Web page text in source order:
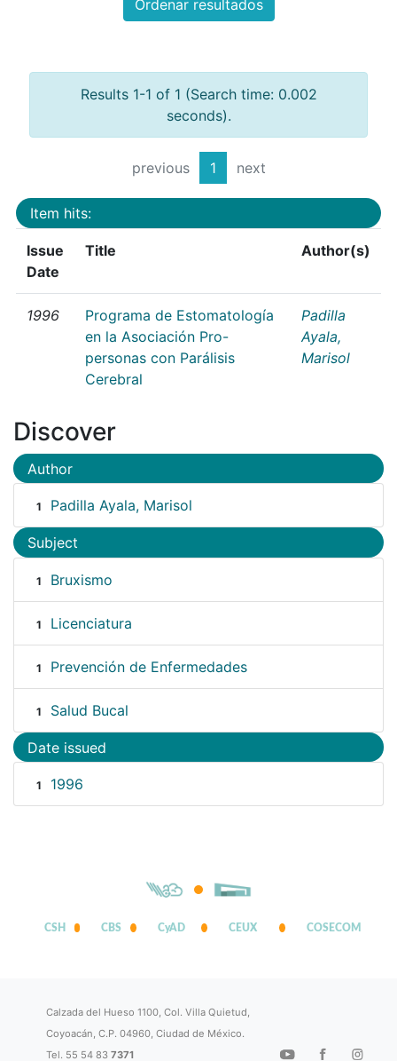
Ordenar resultados
Results 1-1 of 1 (Search time: 0.002
seconds).
previous 1 next
Item hits:
Issue
Date
Title Author(s)
1996
Programa de Estomatología
en la Asociación Pro-
personas con Parálisis
Cerebral
Padilla
Ayala,
Marisol
Discover
Author
1 Padilla Ayala, Marisol
Subject
1 Bruxismo
1 Licenciatura
1 Prevención de Enfermedades
1 Salud Bucal
Date issued
1 1996
CSH CBS CyAD CEUX COSECOM
Calzada del Hueso 1100, Col. Villa Quietud,
Coyoacán, C.P. 04960, Ciudad de México.
Tel. 55 54 837371